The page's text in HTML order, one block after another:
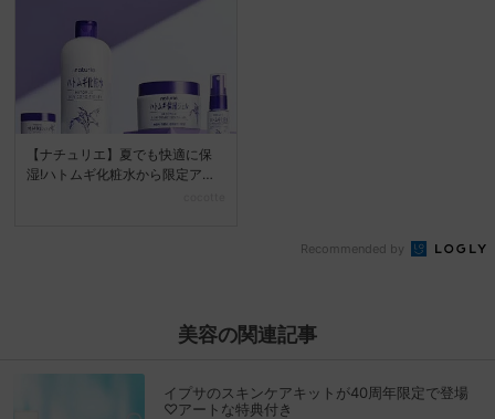
【ナチュリエ】夏でも快適に保
湿!ハトムギ化粧水から限定アイ
Recommended by
美容の関連記事
イプサのスキンケアキットが40周年限定で登場
♡アートな特典付き